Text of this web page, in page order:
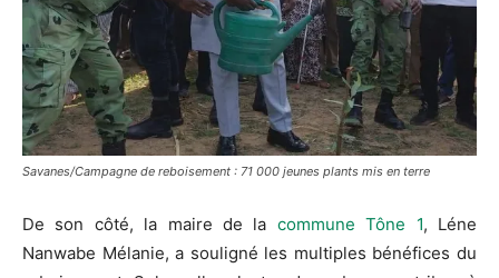
Savanes/Campagne de reboisement : 71 000 jeunes plants mis en terre
De son côté, la maire de la commune Tône 1, Léne
Nanwabe Mélanie, a souligné les multiples bénéfices du